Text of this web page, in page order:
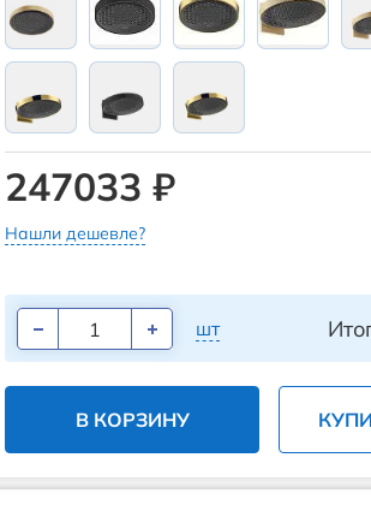
247033 ₽
Нашли дешевле?
шт
В КОРЗИНУ